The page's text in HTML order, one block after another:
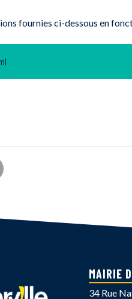
fournies ci-dessous en
sur Twitter
par email
MAIRIE
34 Rue